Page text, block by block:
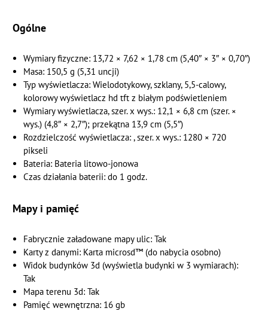
Ogólne
Wymiary fizyczne: 13,72 × 7,62 × 1,78 cm (5,40″ × 3″ × 0,70″)
Masa: 150,5 g (5,31 uncji)
Typ wyświetlacza: Wielodotykowy, szklany, 5,5-calowy,
kolorowy wyświetlacz hd tft z białym podświetleniem
Wymiary wyświetlacza, szer. x wys.: 12,1 × 6,8 cm (szer. ×
wys.) (4,8″ × 2,7″); przekątna 13,9 cm (5,5″)
Rozdzielczość wyświetlacza: , szer. x wys.: 1280 × 720
pikseli
Bateria: Bateria litowo-jonowa
Czas działania baterii: do 1 godz.
Mapy i pamięć
Fabrycznie załadowane mapy ulic: Tak
Karty z danymi: Karta microsd™ (do nabycia osobno)
Widok budynków 3d (wyświetla budynki w 3 wymiarach):
Tak
Mapa terenu 3d: Tak
Pamięć wewnętrzna: 16 gb